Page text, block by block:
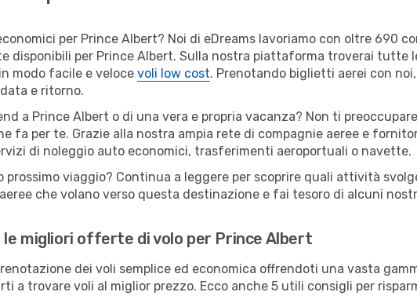
per Prince Albert? Noi di eDreams lavoriamo con oltre 690
disponibili per Prince Albert. Sulla nostra piattaforma troverai tutte
modo facile e veloce voli low cost. Prenotando biglietti aerei con
e ritorno.
a Prince Albert o di una vera e propria vacanza? Non ti
fa per te. Grazie alla nostra ampia rete di compagnie aeree e
di noleggio auto economici, trasferimenti aeroportuali o navette.
prossimo viaggio? Continua a leggere per scoprire quali attività
che volano verso questa destinazione e fai tesoro di alcuni
migliori offerte di volo per Prince Albert
dei voli semplice ed economica offrendoti una vasta
a trovare voli al miglior prezzo. Ecco anche 5 utili consigli per